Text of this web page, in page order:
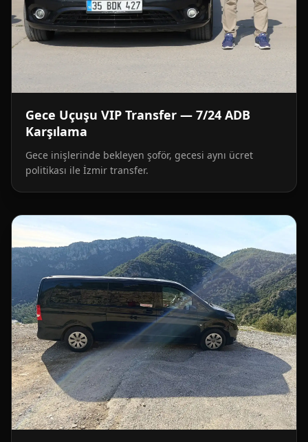
Gece Uçuşu VIP Transfer — 7/24 ADB
Karşılama
Gece inişlerinde bekleyen şoför, gecesi aynı ücret
politikası ile İzmir transfer.